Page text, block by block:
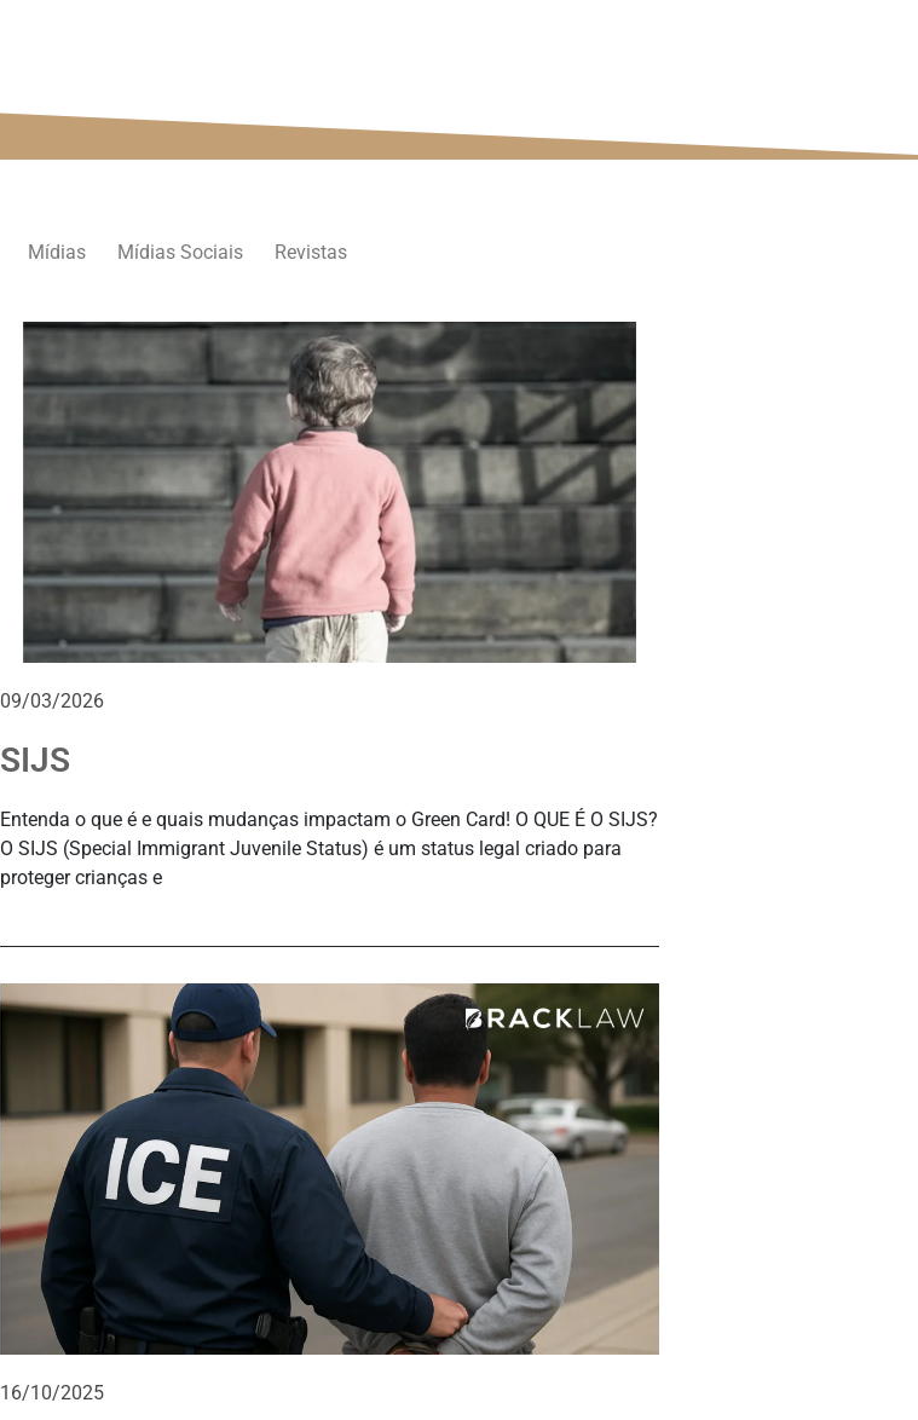
Mídias Mídias Sociais Revistas
09/03/2026
SIJS
Entenda o que é e quais mudanças impactam o Green Card! O QUE É O SIJS?
O SIJS (Special Immigrant Juvenile Status) é um status legal criado para
proteger crianças e
16/10/2025